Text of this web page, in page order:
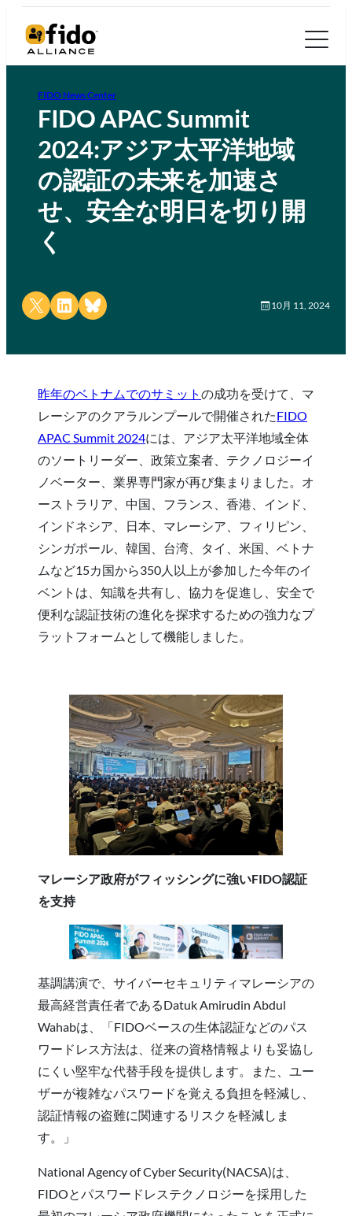
FIDO News Center
FIDO APAC Summit
2024:アジア太平洋地域
の認証の未来を加速さ
せ、安全な明日を切り開
く
Share on X Share on LinkedIn
Share on Bluesky 10月 11, 2024
昨年のベトナムでのサミット の成功を受けて、マ
レーシアのクアラルンプールで開催されたFIDO
APAC Summit 2024には、アジア太平洋地域全体
のソートリーダー、政策立案者、テクノロジーイ
ノベーター、業界専門家が再び集まりました。オ
ーストラリア、中国、フランス、香港、インド、
インドネシア、日本、マレーシア、フィリピン、
シンガポール、韓国、台湾、タイ、米国、ベトナ
ムなど15カ国から350人以上が参加した今年のイ
ベントは、知識を共有し、協力を促進し、安全で
便利な認証技術の進化を探求するための強力なプ
ラットフォームとして機能しました。
マレーシア政府がフィッシングに強いFIDO認証
を支持
基調講演で、サイバーセキュリティマレーシアの
最高経営責任者であるDatuk Amirudin Abdul
Wahabは、「FIDOベースの生体認証などのパス
ワードレス方法は、従来の資格情報よりも妥協し
にくい堅牢な代替手段を提供します。また、ユー
ザーが複雑なパスワードを覚える負担を軽減し、
認証情報の盗難に関連するリスクを軽減しま
す。」
National Agency of Cyber Security(NACSA)は、
FIDOとパスワードレステクノロジーを採用した